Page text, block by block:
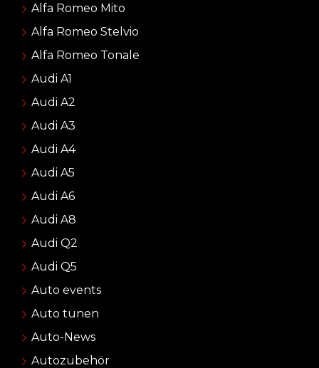
Alfa Romeo Mito
Alfa Romeo Stelvio
Alfa Romeo Tonale
Audi A1
Audi A2
Audi A3
Audi A4
Audi A5
Audi A6
Audi A8
Audi Q2
Audi Q5
Auto events
Auto tunen
Auto-News
Autozubehör